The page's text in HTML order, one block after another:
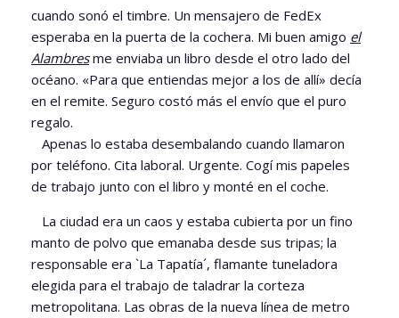
cuando sonó el timbre. Un mensajero de FedEx
esperaba en la puerta de la cochera. Mi buen amigo el
Alambresme enviaba un libro desde el otro lado del
océano. «Para que entiendas mejor a los de allí» decía
en el remite. Seguro costó más el envío que el puro
regalo.
Apenas lo estaba desembalando cuando llamaron
por teléfono. Cita laboral. Urgente. Cogí mis papeles
de trabajo junto con el libro y monté en el coche.
La ciudad era un caos y estaba cubierta por un fino
manto de polvo que emanaba desde sus tripas; la
responsable era `La Tapatía´, flamante tuneladora
elegida para el trabajo de taladrar la corteza
metropolitana. Las obras de la nueva línea de metro